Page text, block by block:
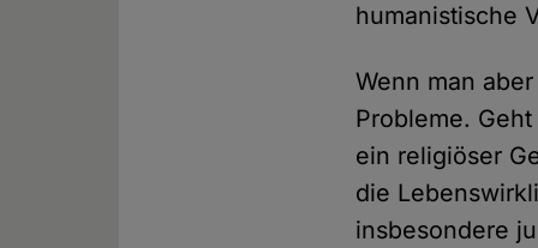
humanistische
Wenn man
Probleme.
ein religiöser
die
insbesondere